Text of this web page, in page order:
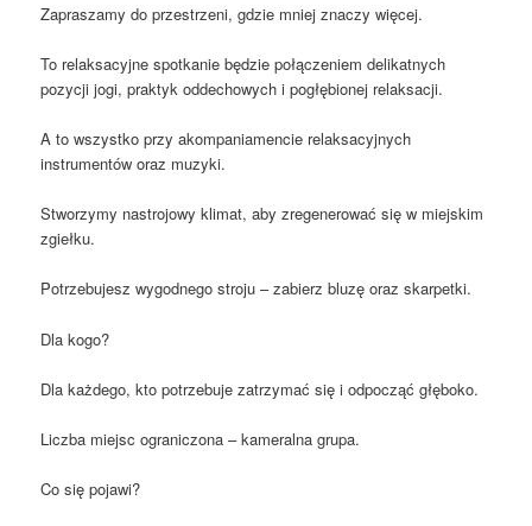
Zapraszamy do przestrzeni, gdzie mniej znaczy więcej.
To relaksacyjne spotkanie będzie połączeniem delikatnych
pozycji jogi, praktyk oddechowych i pogłębionej relaksacji.
A to wszystko przy akompaniamencie relaksacyjnych
instrumentów oraz muzyki.
Stworzymy nastrojowy klimat, aby zregenerować się w miejskim
zgiełku.
Potrzebujesz wygodnego stroju – zabierz bluzę oraz skarpetki.
Dla kogo?
Dla każdego, kto potrzebuje zatrzymać się i odpocząć głęboko.
Liczba miejsc ograniczona – kameralna grupa.
Co się pojawi?